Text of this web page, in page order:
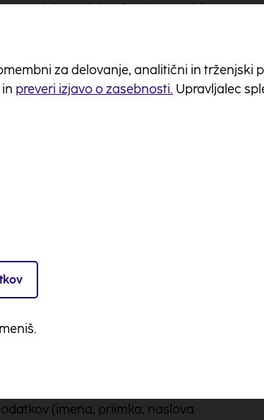
komisije so dokončne in nepreklicne.
pod objavljeno fotografijo
imenom in priimkom, hkrati pa bodo
FB.
avto USB polnilec, kemični
(imena, priimka, naslova
za delovanje, analitični in trženjski
in preveri izjavo o zasebnosti. Upravljalec